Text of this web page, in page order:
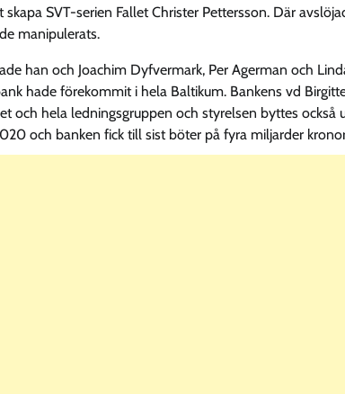
SVT-serien Fallet Christer Pettersson. Där
manipulerats.
han och Joachim Dyfvermark, Per Agerman och
hade förekommit i hela Baltikum. Bankens vd
och hela ledningsgruppen och styrelsen byttes också
och banken fick till sist böter på fyra miljarder